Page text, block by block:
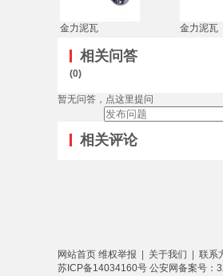
金力泥瓦 金力泥瓦
相关问答
(0)
暂无问答，点这里提问
相关评论
网站首页 维权举报 关于我们 联系
苏ICP备14034160号 公安网备案号：